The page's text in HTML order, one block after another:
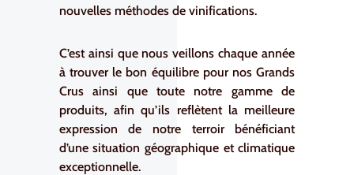
nouvelles méthodes de vinifications.
C’est ainsi que nous veillons chaque année
à trouver le bon équilibre pour nos Grands
Crus ainsi que toute notre gamme de
produits, afin qu’ils reflètent la meilleure
expression de notre terroir bénéficiant
d’une situation géographique et climatique
exceptionnelle.